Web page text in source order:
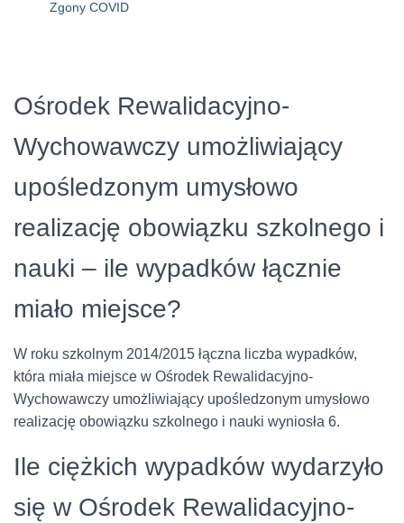
Zgony COVID
Ośrodek Rewalidacyjno-
Wychowawczy umożliwiający
upośledzonym umysłowo
realizację obowiązku szkolnego i
nauki – ile wypadków łącznie
miało miejsce?
W roku szkolnym 2014/2015 łączna liczba wypadków,
która miała miejsce w Ośrodek Rewalidacyjno-
Wychowawczy umożliwiający upośledzonym umysłowo
realizację obowiązku szkolnego i nauki wyniosła 6.
Ile ciężkich wypadków wydarzyło
się w Ośrodek Rewalidacyjno-